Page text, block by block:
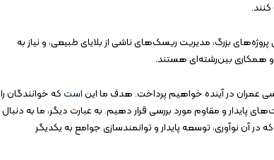
بزرگ، مدیریت ریسک‌های ناشی از بلایای طبیعی، و نیاز به
و همکاری بین‌رشته‌ای هستند.
عمران در آینده خواهیم پرداخت. هدف ما ایناستکه خوانندگان را
پایدار و مقاوم مورد بررسی قرار دهیم. به عبارت دیگر، ما به دنبال
نوآوری، توسعه پایدار و توانمندسازی جوامع به یکدیگر